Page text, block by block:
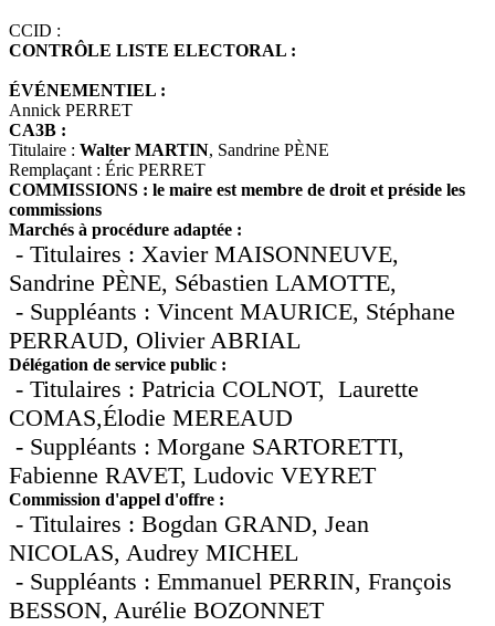
CCID :
CONTRÔLE LISTE ELECTORAL :
ÉVÉNEMENTIEL :
Annick PERRET
CA3B :
Titulaire : Walter MARTIN, Sandrine PÈNE
Remplaçant : Éric PERRET
COMMISSIONS : le maire est membre de droit et préside les
commissions
Marchés à procédure adaptée :
- Titulaires : Xavier MAISONNEUVE,
Sandrine PÈNE, Sébastien LAMOTTE,
- Suppléants : Vincent MAURICE, Stéphane
PERRAUD, Olivier ABRIAL
Délégation de service public :
- Titulaires : Patricia COLNOT, Laurette
COMAS,Élodie MEREAUD
- Suppléants : Morgane SARTORETTI,
Fabienne RAVET, Ludovic VEYRET
Commission d'appel d'offre :
- Titulaires : Bogdan GRAND, Jean
NICOLAS, Audrey MICHEL
- Suppléants : Emmanuel PERRIN, François
BESSON, Aurélie BOZONNET